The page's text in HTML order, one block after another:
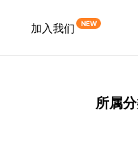
加入我们
所属